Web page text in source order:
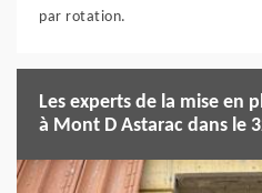
par rotation.
Les experts de la mise en
à Mont D Astarac dans le